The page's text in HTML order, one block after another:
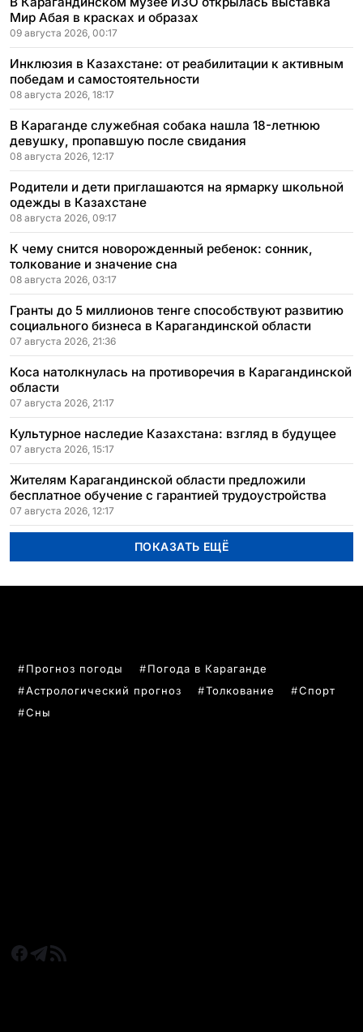
Мир Абая в красках и образах
09 августа 2026, 00:17
Инклюзия в Казахстане: от реабилитации к активным
победам и самостоятельности
08 августа 2026, 18:17
В Караганде служебная собака нашла 18-летнюю
девушку, пропавшую после свидания
08 августа 2026, 12:17
Родители и дети приглашаются на ярмарку школьной
одежды в Казахстане
08 августа 2026, 09:17
К чему снится новорожденный ребенок: сонник,
толкование и значение сна
08 августа 2026, 03:17
Гранты до 5 миллионов тенге способствуют развитию
социального бизнеса в Карагандинской области
07 августа 2026, 21:36
Коса натолкнулась на противоречия в Карагандинской
области
07 августа 2026, 21:17
Культурное наследие Казахстана: взгляд в будущее
07 августа 2026, 15:17
Жителям Карагандинской области предложили
бесплатное обучение с гарантией трудоустройства
07 августа 2026, 12:17
ПОКАЗАТЬ ЕЩЁ
Прогноз погоды
Погода в Караганде
Астрологический прогноз
Толкование
Спорт
Сны